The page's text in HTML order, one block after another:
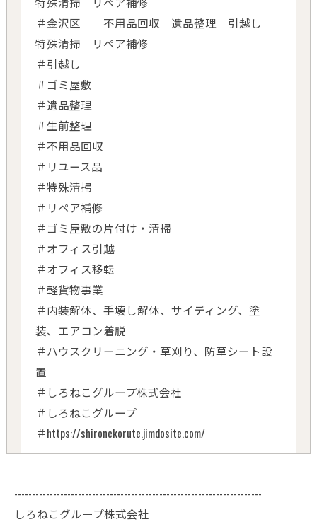
＃金沢区 不用品回収 遺品整理 引越し
特殊清掃 リペア補修
＃引越し
＃ゴミ屋敷
＃遺品整理
＃生前整理
＃不用品回収
＃リユース品
＃特殊清掃
＃リペア補修
＃ゴミ屋敷の片付け・清掃
＃オフィス引越
＃オフィス移転
＃軽貨物事業
＃内装解体、手壊し解体、サイディング、塗
装、エアコン着脱
＃ハウスクリーニング・草刈り、防草シート設
置
＃しろねこグループ株式会社
＃しろねこグループ
＃https://shironekorute.jimdosite.com/
----------------------------------------------------------------------
しろねこグループ株式会社